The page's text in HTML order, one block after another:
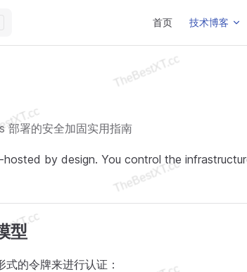
首页 技术博客
部署的安全加固实用指南
hosted by design. You control the
型
式的令牌来进行认证：